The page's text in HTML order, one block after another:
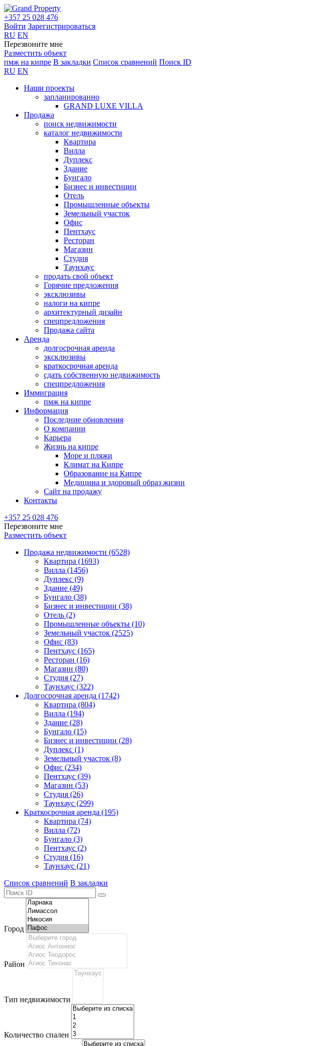
+357 25 028 476
Войти Зарегистрироваться
RU EN
Перезвоните мне
Разместить объект
пмж на кипре В закладки Список сравнений Поиск ID
RU EN
Наши проекты
запланированно
GRAND LUXE VILLA
Продажа
поиск недвижимости
каталог недвижимости
Квартира
Вилла
Дуплекс
Здание
Бунгало
Бизнес и инвестиции
Отель
Промышленные объекты
Земельный участок
Офис
Пентхаус
Ресторан
Магазин
Студия
Таунхаус
продать свой объект
Горячие предложения
эксклюзивы
налоги на кипре
архитектурный дизайн
спецпредложения
Продажа сайта
Аренда
долгосрочная аренда
эксклюзивы
краткосрочная аренда
сдать собственную недвижимость
спецпредложения
Иммиграция
пмж на кипре
Информация
Последние обновления
О компании
Карьера
Жизнь на кипре
Море и пляжи
Климат на Кипре
Образование на Кипре
Медицина и здоровый образ жизни
Сайт на продажу
Контакты
+357 25 028 476
Перезвоните мне
Разместить объект
Продажа недвижимости (6528)
Квартира (1693)
Вилла (1456)
Дуплекс (9)
Здание (49)
Бунгало (38)
Бизнес и инвестиции (38)
Отель (2)
Промышленные объекты (10)
Земельный участок (2525)
Офис (83)
Пентхаус (165)
Ресторан (16)
Магазин (80)
Студия (27)
Таунхаус (322)
Долгосрочная аренда (1742)
Квартира (804)
Вилла (194)
Здание (28)
Бунгало (15)
Бизнес и инвестиции (28)
Дуплекс (1)
Земельный участок (8)
Офис (234)
Пентхаус (39)
Магазин (53)
Студия (26)
Таунхаус (299)
Краткосрочная аренда (195)
Квартира (74)
Вилла (72)
Бунгало (3)
Пентхаус (2)
Студия (16)
Таунхаус (21)
Список сравнений В закладки
Город
Район
Тип недвижимости
Количество спален